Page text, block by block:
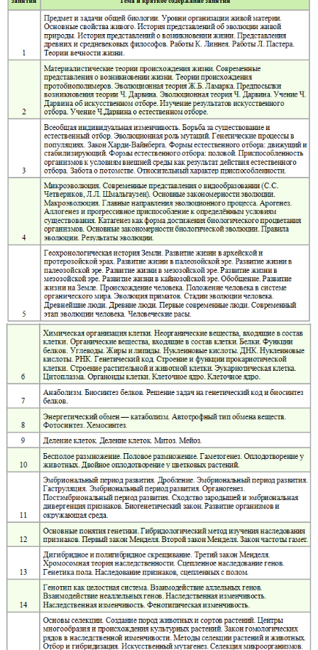
Интенсивные курсы по биологии позволят запомнить большой объем
информации по биологии, устранить пробелы в знаниях,
Курс «Интенсив»:72 ак. ч. (24 занятия по 3 ак. ч.)
Содержание курса